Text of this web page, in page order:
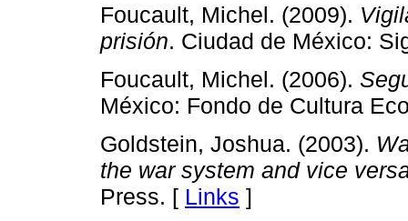
Foucault, Michel. (2009).
prisión. Ciudad de México:
Foucault, Michel. (2006).
México: Fondo de Cultura
Goldstein, Joshua. (2003).
the war system and vice
Press. [ Links ]